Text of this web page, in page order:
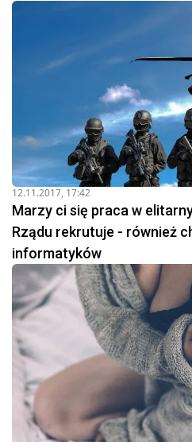
12.11.2017, 17:42
Marzy ci się praca w
Rządu rekrutuje - również
informatyków